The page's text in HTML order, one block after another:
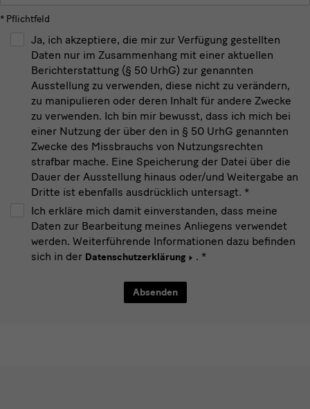
* Pflichtfeld
Ja, ich akzeptiere, die mir zur Verfügung gestellten
Daten nur im Zusammenhang mit einer aktuellen
Berichterstattung (§ 50 UrhG) zur genannten
Ausstellung zu verwenden, diese nicht zu verändern,
zu manipulieren oder deren Inhalt für andere Zwecke
zu verwenden. Ich bin mir bewusst, dass ich mich bei
einer Nutzung der über den in § 50 UrhG genannten
Zwecke des Missbrauchs von Nutzungsrechten
strafbar mache. Eine Speicherung der Datei über die
Dauer der Ausstellung hinaus oder/und Weitergabe an
Dritte ist ebenfalls ausdrücklich untersagt. *
Ich erkläre mich damit einverstanden, dass meine
Daten zur Bearbeitung meines Anliegens verwendet
werden. Weiterführende Informationen dazu befinden
sich in der Datenschutzerklärung . *